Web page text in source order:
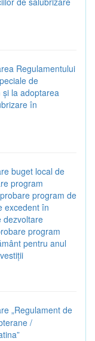
Regulamentului
de
la adoptarea
în
buget local de
program
program de
excedent în
dezvoltare
program
pentru anul
„Regulament de
/